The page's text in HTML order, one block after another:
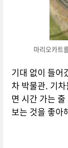
마리오카트
기대 없이 들어
차 박물관. 기
면 시간 가는
보는 것을 좋아